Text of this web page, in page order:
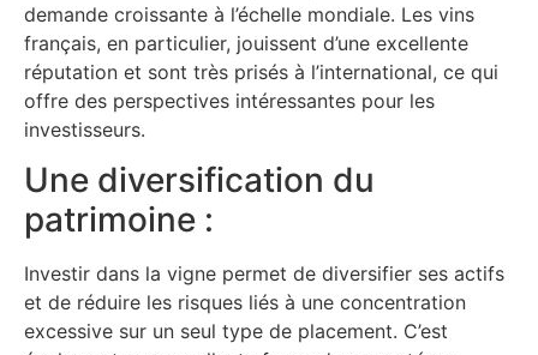
demande croissante à l’échelle mondiale. Les vins
français, en particulier, jouissent d’une excellente
réputation et sont très prisés à l’international, ce qui
offre des perspectives intéressantes pour les
investisseurs.
Une diversification du
patrimoine :
Investir dans la vigne permet de diversifier ses actifs
et de réduire les risques liés à une concentration
excessive sur un seul type de placement. C’est